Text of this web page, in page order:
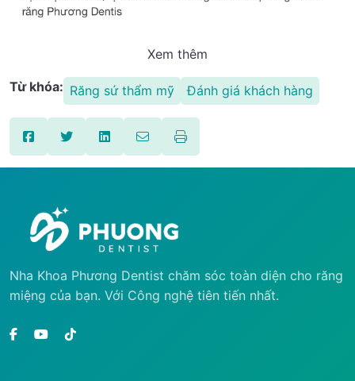
Xem thêm
Từ khóa: Răng sứ thẩm mỹ Đánh giá khách hàng
Nha Khoa Phương Dentist chăm sóc toàn diện cho răng
miệng của bạn. Với Công nghệ tiên tiến nhất.